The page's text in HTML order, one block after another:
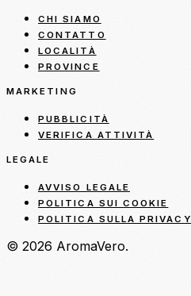
CHI SIAMO
CONTATTO
LOCALITÀ
PROVINCE
MARKETING
PUBBLICITÀ
VERIFICA ATTIVITÀ
LEGALE
AVVISO LEGALE
POLITICA SUI COOKIE
POLITICA SULLA PRIVACY
© 2026 AromaVero.